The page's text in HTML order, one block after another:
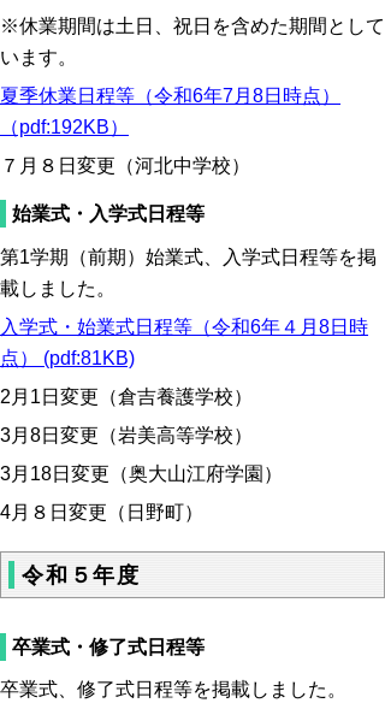
※休業期間は土日、祝日を含めた期間として
います。
夏季休業日程等（令和6年7月8日時点）
（pdf:192KB）
７月８日変更（河北中学校）
始業式・入学式日程等
第1学期（前期）始業式、入学式日程等を掲
載しました。
入学式・始業式日程等（令和6年４月8日時
点） (pdf:81KB)
2月1日変更（倉吉養護学校）
3月8日変更（岩美高等学校）
3月18日変更（奥大山江府学園）
4月８日変更（日野町）
令和５年度
卒業式・修了式日程等
卒業式、修了式日程等を掲載しました。